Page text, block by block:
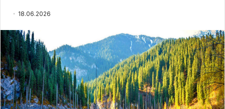
18.06.2026